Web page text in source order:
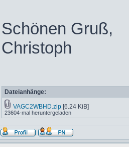
Schönen Gruß,
Christoph
Dateianhänge:
VAGC2WBHD.zip [6.24 KiB]
23604-mal heruntergeladen